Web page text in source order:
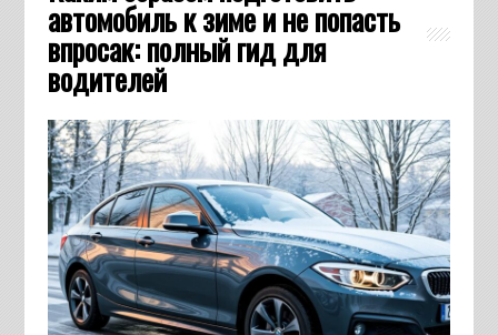
автомобиль к зиме и не попасть
впросак: полный гид для
водителей